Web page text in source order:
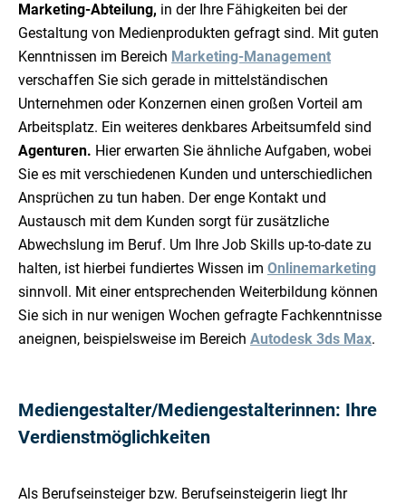
Marketing-Abteilung, in der Ihre Fähigkeiten bei der
Gestaltung von Medienprodukten gefragt sind. Mit guten
Kenntnissen im Bereich Marketing-Management
verschaffen Sie sich gerade in mittelständischen
Unternehmen oder Konzernen einen großen Vorteil am
Arbeitsplatz. Ein weiteres denkbares Arbeitsumfeld sind
Agenturen. Hier erwarten Sie ähnliche Aufgaben, wobei
Sie es mit verschiedenen Kunden und unterschiedlichen
Ansprüchen zu tun haben. Der enge Kontakt und
Austausch mit dem Kunden sorgt für zusätzliche
Abwechslung im Beruf. Um Ihre Job Skills up-to-date zu
halten, ist hierbei fundiertes Wissen im Onlinemarketing
sinnvoll. Mit einer entsprechenden Weiterbildung können
Sie sich in nur wenigen Wochen gefragte Fachkenntnisse
aneignen, beispielsweise im Bereich Autodesk 3ds Max.
Mediengestalter/Mediengestalterinnen: Ihre
Verdienstmöglichkeiten
Als Berufseinsteiger bzw. Berufseinsteigerin liegt Ihr